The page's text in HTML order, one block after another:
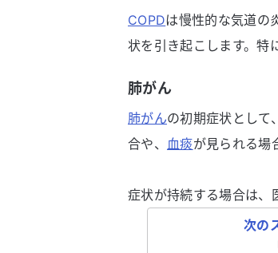
COPDは慢性的な気道の
状を引き起こします。特
肺がん
肺がんの初期症状として
合や、 血痰が見られる場
症状が持続する場合は、
次の